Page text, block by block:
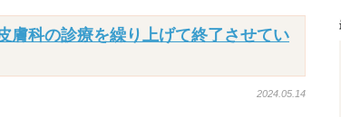
膚科の診療を繰り上げて終了させてい
2024.05.14